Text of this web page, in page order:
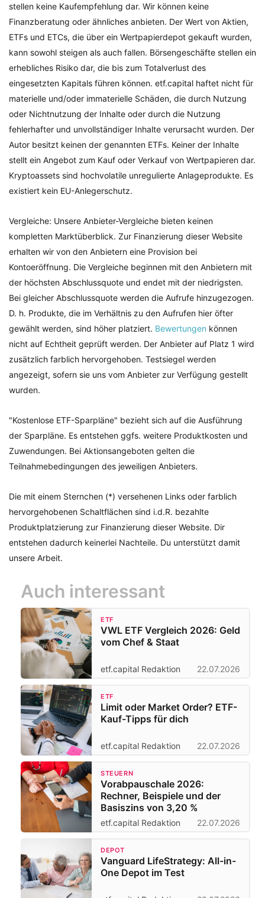
stellen keine Kaufempfehlung dar. Wir können keine
Finanzberatung oder ähnliches anbieten. Der Wert von Aktien,
ETFs und ETCs, die über ein Wertpapierdepot gekauft wurden,
kann sowohl steigen als auch fallen. Börsengeschäfte stellen ein
erhebliches Risiko dar, die bis zum Totalverlust des
eingesetzten Kapitals führen können. etf.capital haftet nicht für
materielle und/oder immaterielle Schäden, die durch Nutzung
oder Nichtnutzung der Inhalte oder durch die Nutzung
fehlerhafter und unvollständiger Inhalte verursacht wurden. Der
Autor besitzt keinen der genannten ETFs. Keiner der Inhalte
stellt ein Angebot zum Kauf oder Verkauf von Wertpapieren dar.
Kryptoassets sind hochvolatile unregulierte Anlageprodukte. Es
existiert kein EU-Anlegerschutz.
Vergleiche: Unsere Anbieter-Vergleiche bieten keinen
kompletten Marktüberblick. Zur Finanzierung dieser Website
erhalten wir von den Anbietern eine Provision bei
Kontoeröffnung. Die Vergleiche beginnen mit den Anbietern mit
der höchsten Abschlussquote und endet mit der niedrigsten.
Bei gleicher Abschlussquote werden die Aufrufe hinzugezogen.
D. h. Produkte, die im Verhältnis zu den Aufrufen hier öfter
gewählt werden, sind höher platziert. Bewertungen können
nicht auf Echtheit geprüft werden. Der Anbieter auf Platz 1 wird
zusätzlich farblich hervorgehoben. Testsiegel werden
angezeigt, sofern sie uns vom Anbieter zur Verfügung gestellt
wurden.
"Kostenlose ETF-Sparpläne" bezieht sich auf die Ausführung
der Sparpläne. Es entstehen ggfs. weitere Produktkosten und
Zuwendungen. Bei Aktionsangeboten gelten die
Teilnahmebedingungen des jeweiligen Anbieters.
Die mit einem Sternchen (*) versehenen Links oder farblich
hervorgehobenen Schaltflächen sind i.d.R. bezahlte
Produktplatzierung zur Finanzierung dieser Website. Dir
entstehen dadurch keinerlei Nachteile. Du unterstützt damit
unsere Arbeit.
Auch interessant
ETF
VWL ETF Vergleich 2026: Geld
vom Chef & Staat
etf.capital Redaktion 22.07.2026
ETF
Limit oder Market Order? ETF-
Kauf-Tipps für dich
etf.capital Redaktion 22.07.2026
STEUERN
Vorabpauschale 2026:
Rechner, Beispiele und der
Basiszins von 3,20 %
etf.capital Redaktion 22.07.2026
DEPOT
Vanguard LifeStrategy: All-in-
One Depot im Test